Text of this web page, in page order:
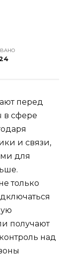
перед
в сфере
и связи,
для
только
получают
над